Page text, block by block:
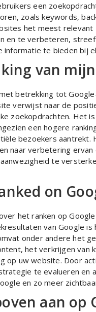
een
zoals keywords,
het meest
en te verbeteren,
informatie te bieden bij
van
betrekking tot
verwijst naar de
zoekopdrachten. Het
een hogere
bezoekers aantrekt.
naar verbetering ervan
te
on
het ranken op
van Google
onder andere het
het verkrijgen van
op uw website. Door
te evalueren en
en zo meer
aan op